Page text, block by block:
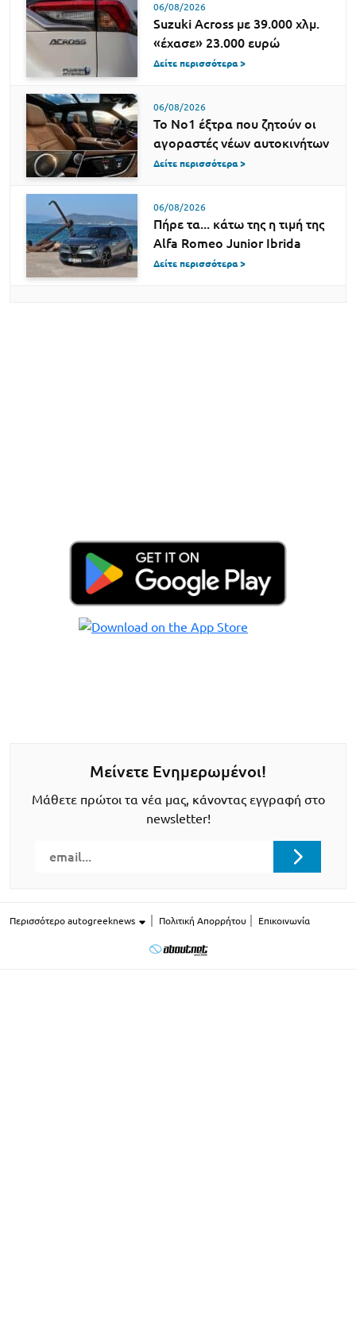
06/08/2026
Suzuki Across με 39.000 χλμ.
«έχασε» 23.000 ευρώ
Δείτε περισσότερα >
06/08/2026
Το Νο1 έξτρα που ζητούν οι
αγοραστές νέων αυτοκινήτων
Δείτε περισσότερα >
06/08/2026
Πήρε τα... κάτω της η τιμή της
Alfa Romeo Junior Ibrida
Δείτε περισσότερα >
Μείνετε Ενημερωμένοι!
Μάθετε πρώτοι τα νέα μας, κάνοντας εγγραφή στο
newsletter!
Περισσότερο autogreeknews Πολιτική Απορρήτου Επικοινωνία